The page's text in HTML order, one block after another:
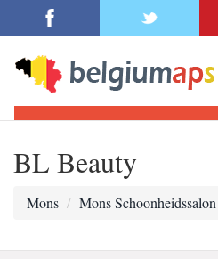
BL Beauty
Mons Mons Schoonheidssalon